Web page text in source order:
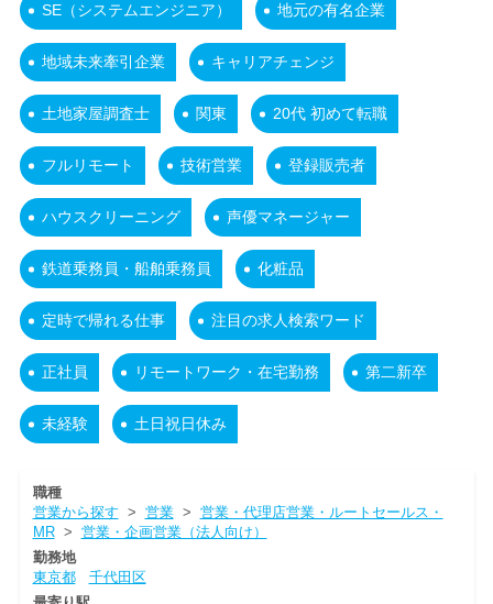
SE（システムエンジニア） 地元の有名企業
地域未来牽引企業 キャリアチェンジ
土地家屋調査士 関東 20代 初めて転職
フルリモート 技術営業 登録販売者
ハウスクリーニング 声優マネージャー
鉄道乗務員・船舶乗務員 化粧品
定時で帰れる仕事 注目の求人検索ワード
正社員 リモートワーク・在宅勤務 第二新卒
未経験 土日祝日休み
職種
営業から探す > 営業> 営業・代理店営業・ルートセールス・
MR> 営業・企画営業（法人向け）
勤務地
東京都
千代田区